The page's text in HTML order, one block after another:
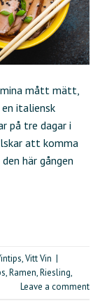
mina mått mätt,
italiensk
på tre dagar i
att komma
här gången
,Vitt Vin |
,Ramen,Riesling,
Leave a comment